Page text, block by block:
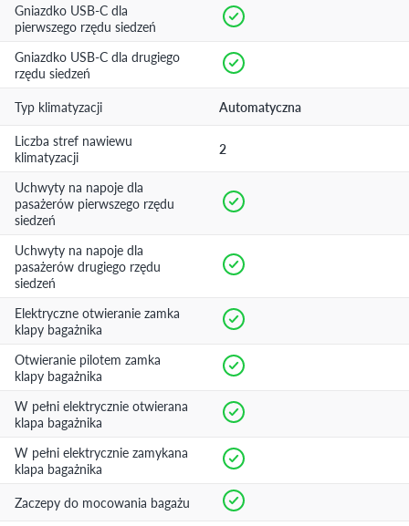
Gniazdko USB-C dla
pierwszego rzędu siedzeń
Gniazdko USB-C dla drugiego
rzędu siedzeń
Typ klimatyzacji
Automatyczna
Liczba stref nawiewu
klimatyzacji
2
Uchwyty na napoje dla
pasażerów pierwszego rzędu
siedzeń
Uchwyty na napoje dla
pasażerów drugiego rzędu
siedzeń
Elektryczne otwieranie zamka
klapy bagażnika
Otwieranie pilotem zamka
klapy bagażnika
W pełni elektrycznie otwierana
klapa bagażnika
W pełni elektrycznie zamykana
klapa bagażnika
Zaczepy do mocowania bagażu